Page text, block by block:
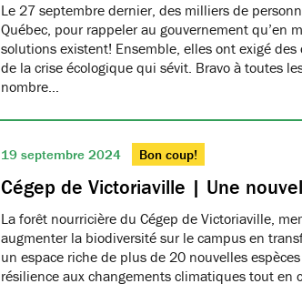
Le 27 septembre dernier, des milliers de
Québec, pour rappeler au gouvernement qu’en
solutions existent! Ensemble, elles ont exigé
de la crise écologique qui sévit. Bravo à toutes
nombre…
19 septembre 2024 Bon coup!
Cégep de Victoriaville | Une
La forêt nourricière du Cégep de Victoriaville,
augmenter la biodiversité sur le campus en
un espace riche de plus de 20 nouvelles
résilience aux changements climatiques tout